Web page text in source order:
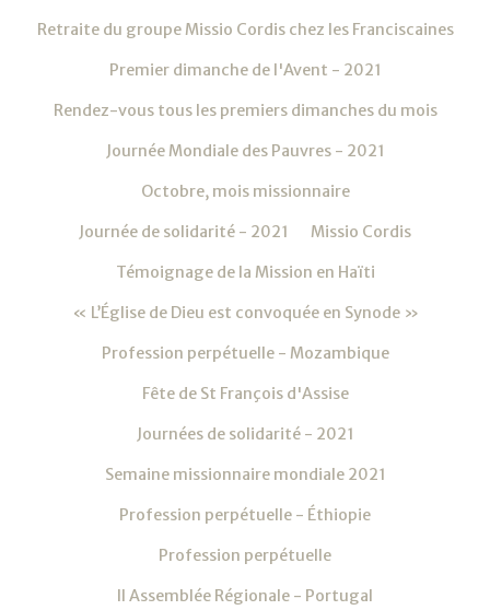
Retraite du groupe Missio Cordis chez les Franciscaines
Premier dimanche de l'Avent - 2021
Rendez-vous tous les premiers dimanches du mois
Journée Mondiale des Pauvres - 2021
Octobre, mois missionnaire
Journée de solidarité - 2021 Missio Cordis
Témoignage de la Mission en Haïti
« L’Église de Dieu est convoquée en Synode »
Profession perpétuelle - Mozambique
Fête de St François d'Assise
Journées de solidarité - 2021
Semaine missionnaire mondiale 2021
Profession perpétuelle - Éthiopie
Profession perpétuelle
II Assemblée Régionale - Portugal